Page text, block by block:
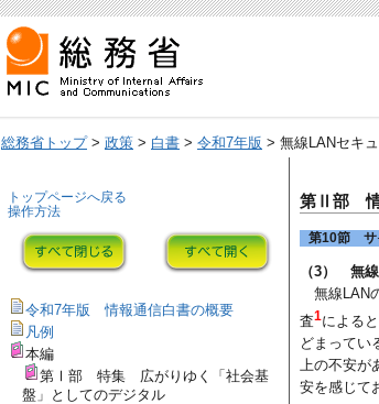
総務省トップ> 政策 > 白書 > 令和7年版 > 無線LANセキ
第Ⅱ部 情
第10節 サ
（3） 無
無線LAN
査1による
どまってい
上の不安が
安を感じて
トップページへ戻る
操作方法
令和7年版 情報通信白書の概要
凡例
本編
第Ⅰ部 特集 広がりゆく「社会基
盤」としてのデジタル